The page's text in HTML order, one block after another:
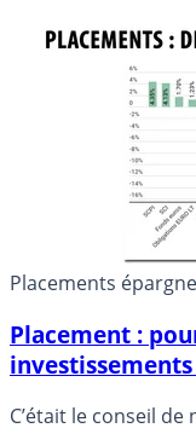
Placements
Placement :
C’était le conseil